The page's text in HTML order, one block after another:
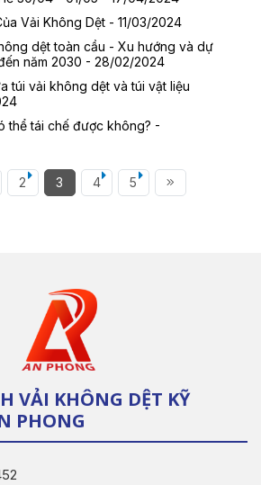
Vải Không Dệt - 11/03/2024
dệt toàn cầu - Xu hướng và dự
năm 2030 - 28/02/2024
túi vải không dệt và túi vật liệu
thể tái chế được không? -
2 3 4 5
VẢI KHÔNG DỆT KỸ
PHONG